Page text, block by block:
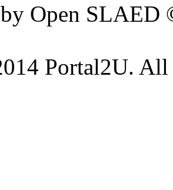
by Open
Portal2U. All